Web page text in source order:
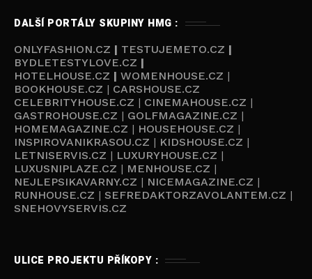
DALŠÍ PORTÁLY SKUPINY HMG :
ONLYFASHION.CZ | TESTUJEMETO.CZ |
BYDLETESTYLOVE.CZ |
HOTELHOUSE.CZ | WOMENHOUSE.CZ |
BOOKHOUSE.CZ | CARSHOUSE.CZ
CELEBRITYHOUSE.CZ | CINEMAHOUSE.CZ |
GASTROHOUSE.CZ | GOLFMAGAZINE.CZ |
HOMEMAGAZINE.CZ | HOUSEHOUSE.CZ |
INSPIROVANIKRASOU.CZ | KIDSHOUSE.CZ |
LETNISERVIS.CZ | LUXURYHOUSE.CZ |
LUXUSNIPLAZE.CZ | MENHOUSE.CZ |
NEJLEPSIKAVARNY.CZ | NICEMAGAZINE.CZ |
RUNHOUSE.CZ | SEFREDAKTORZAVOLANTEM.CZ |
SNEHOVYSERVIS.CZ
ULICE PROJEKTU PŘÍKOPY :